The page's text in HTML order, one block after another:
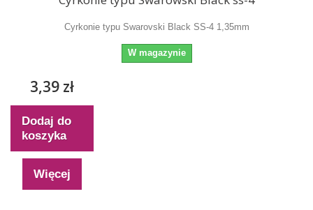
Cyrkonie typu Swarovski Black SS-4 1,35mm
W magazynie
3,39 zł
Dodaj do
koszyka
Więcej